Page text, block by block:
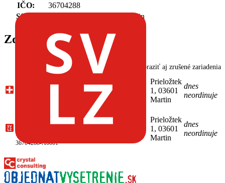
IČO:
36704288
Sídlo:
Lúky 10346/13, 03601 Martin
Zdravotnícke zariadenia
Zobraziť aj zrušené zariadenia
Ambulancia fyziatrie, balneológie a
liečebnej rehabilitácie, Martin(Fyziatria,
balneológia a liečebná rehabilitácia)
Prieložtek
1, 03601
Martin
dnes
neordinuje
SVaLZ, fyziatria, balneológia a liečebná
rehabilitácia, Martin
(Fyziatria,
balneológia a liečebná rehabilitácia)
36704288-A0001
Prieložtek
1, 03601
Martin
dnes
neordinuje